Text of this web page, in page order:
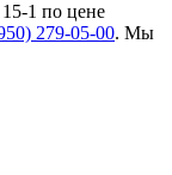
1 по цене
279-05-00. Мы